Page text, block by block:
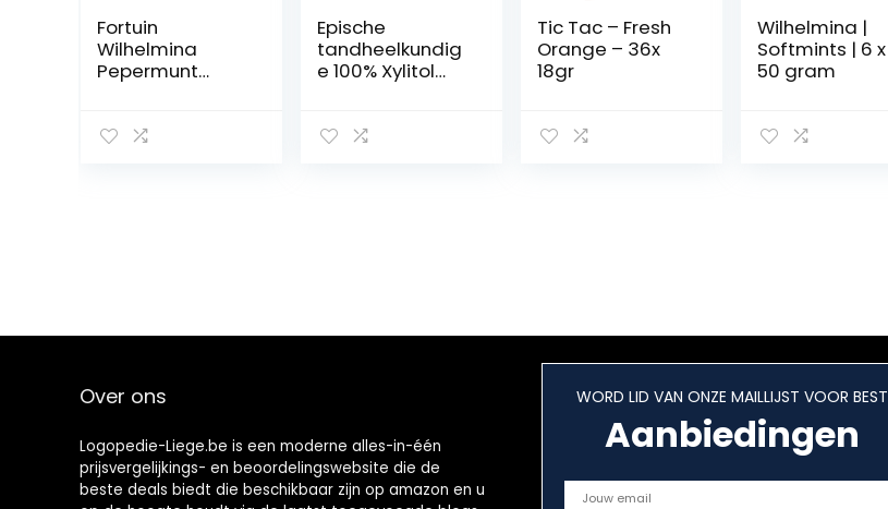
Fortuin
Wilhelmina
Pepermunt
uit Holland 3
Epische
tandheelkundig
e 100% Xylitol
pepermunt, 180
Tic Tac – Fresh
Orange – 36x
18gr
Wilhelmina |
Softmints | 6 x
50 gram
Over ons
Logopedie-Liege.be is een moderne alles-in-één
prijsvergelijkings- en beoordelingswebsite die de
beste deals biedt die beschikbaar zijn op amazon en u
WORD LID VAN ONZE MAILLIJST VOOR BEST
Aanbiedingen